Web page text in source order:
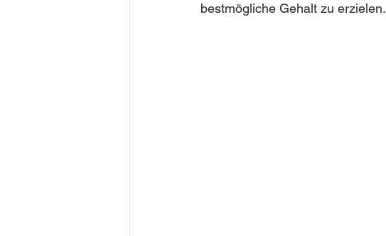
bestmögliche Gehalt zu erzielen.